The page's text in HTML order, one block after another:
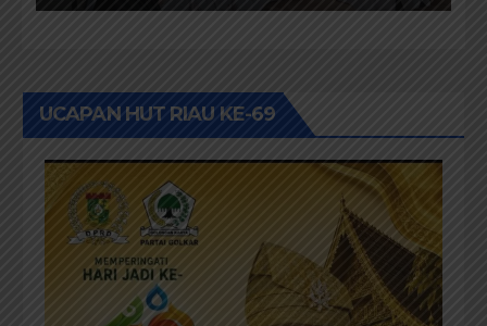
Aspirasi
UCAPAN HUT RIAU KE-69